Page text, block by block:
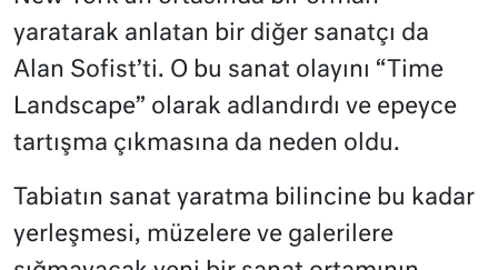
yaratarak anlatan bir diğer sanatçı da
Alan Sofist’ti. O bu sanat olayını “Time
Landscape” olarak adlandırdı ve epeyce
tartışma çıkmasına da neden oldu.
Tabiatın sanat yaratma bilincine bu kadar
yerleşmesi, müzelere ve galerilere